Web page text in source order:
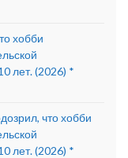
хобби
лет. (2026) *
что хобби
лет. (2026) *